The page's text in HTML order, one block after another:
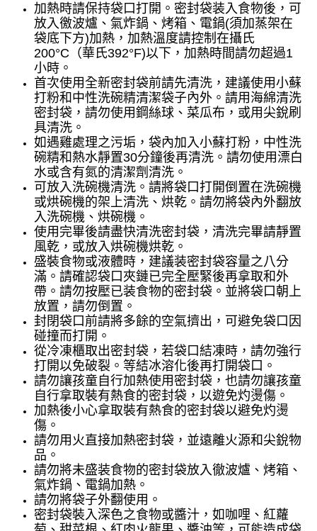
加熱時請保持袋口打開。密封袋装入食物後，可
放入徼波爐、氣炸鍋、烤箱、電鍋(須加蒸架在
袋底下方)加熱，加熱溫度請控制在攝氏
200°C（華氏392°F)以下，加熱時間請勿超過1
小時。
首次使用全新密封袋前請先清洗，建議使用小蘇
打粉和中性洗碗精清潔袋子內外。請用海綿清洗
密封袋，請勿使用鋼絲球、菜瓜布，或用尖銳刷
具清洗。
如遇雞處理之污垢，袋內加入小蘇打粉，中性洗
碗精和熱水靜置30分鐘後再清洗。請勿使用漂白
水或含有氮的清潔劑清洗。
可放入洗碗機清洗。請將袋口打開倒置在洗碗機
或烘碗機的架上清洗、烘乾。請勿將袋內外翻放
入洗碗機、烘碗機。
使用完畢後請盡快清洗密封袋，清洗完畢請靜置
風乾，或放入烘碗機烘乾。
盛裝食物或液體時，建議装密封袋容量之八分
滿。請確認袋口夾鏈已完全壓緊後再拿取和外
帶。請勿按壓已装食物的密封袋。並將袋口朝上
放置，請勿倒置。
封閉袋口前請將多餘的空氣擠出，可避免袋口因
碰撞而打開。
從冷凍櫃取出密封袋，若袋口結凍時，請勿強行
打開以免破裂。等結冰溶化後再打開袋口。
請勿讓孩童自行加熱使用密封袋，也請勿讓孩童
自行拿取裝有熱食的密封袋，以遊免灼燙傷。
加熱後小心拿取裝有熱食的密封袋以避免灼燙
傷。
請勿用火直接加熱密封袋，並遠離火源和尖銳物
品。
請勿將未盛装食物的密封袋放入徹波爐、烤箱、
氣炸鍋、電鍋加熱。
請勿將袋子外翻使用。
密封袋裝入深色之食物或醬汁，如咖哩、紅蘿